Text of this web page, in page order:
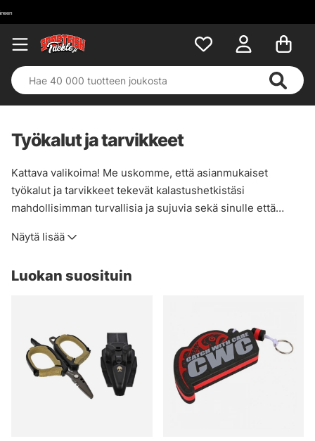
Työkalut ja tarvikkeet
Kattava valikoima! Me uskomme, että asianmukaiset
työkalut ja tarvikkeet tekevät kalastushetkistäsi
mahdollisimman turvallisia ja sujuvia sekä sinulle että
tuotteita, joilla hoidat niin kalat kuin kelatkin ja lisäksi itsesi
Näytä lisää
Luokan suosituin